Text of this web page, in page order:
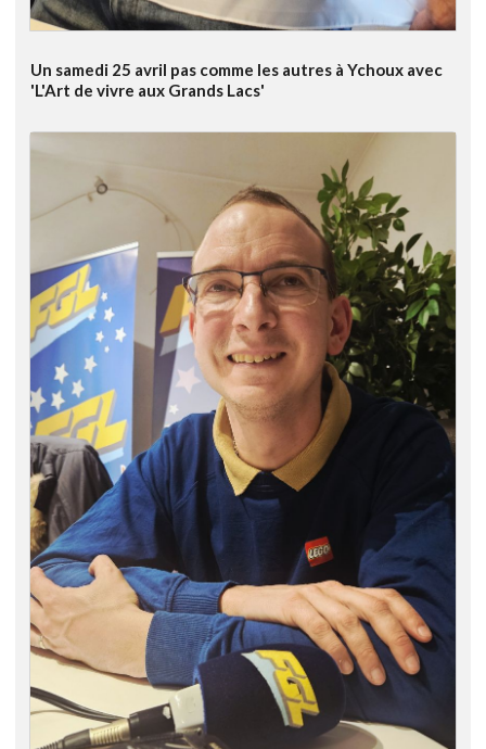
Un samedi 25 avril pas comme les autres à Ychoux avec
'L'Art de vivre aux Grands Lacs'